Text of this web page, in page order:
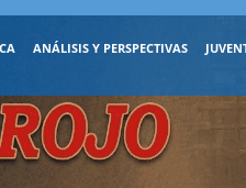
ANÁLISIS Y PERSPECTIVAS